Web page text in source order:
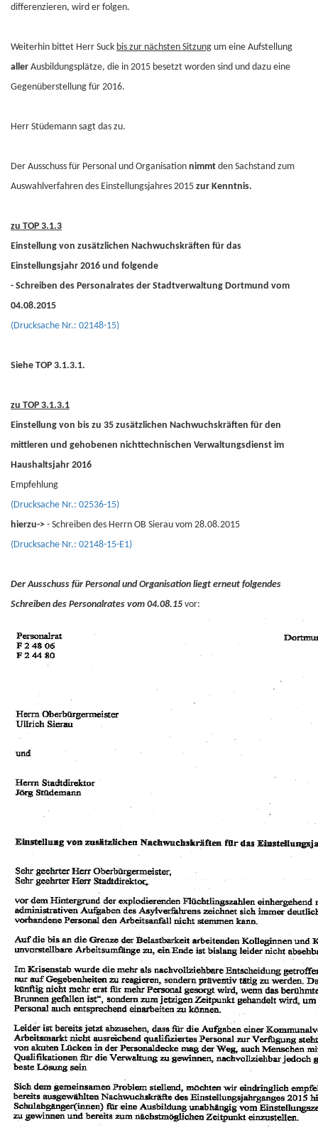
differenzieren, wird er folgen.
Weiterhin bittet Herr Suck bis zur nächsten Sitzung um eine Aufstellung
aller Ausbildungsplätze, die in 2015 besetzt worden sind und dazu eine
Gegenüberstellung für 2016.
Herr Stüdemann sagt das zu.
Der Ausschuss für Personal und Organisation nimmt den Sachstand zum
Auswahlverfahren des Einstellungsjahres 2015 zur Kenntnis.
zu TOP 3.1.3
Einstellung von zusätzlichen Nachwuchskräften für das
Einstellungsjahr 2016 und folgende
- Schreiben des Personalrates der Stadtverwaltung Dortmund vom
04.08.2015
(Drucksache Nr.: 02148-15)
Siehe TOP 3.1.3.1.
zu TOP 3.1.3.1
Einstellung von bis zu 35 zusätzlichen Nachwuchskräften für den
mittleren und gehobenen nichttechnischen Verwaltungsdienst im
Haushaltsjahr 2016
Empfehlung
(Drucksache Nr.: 02536-15)
hierzu-> - Schreiben des Herrn OB Sierau vom 28.08.2015
(Drucksache Nr.: 02148-15-E1)
Der Ausschuss für Personal und Organisation liegt erneut folgendes
Schreiben des Personalrates vom 04.08.15 vor: